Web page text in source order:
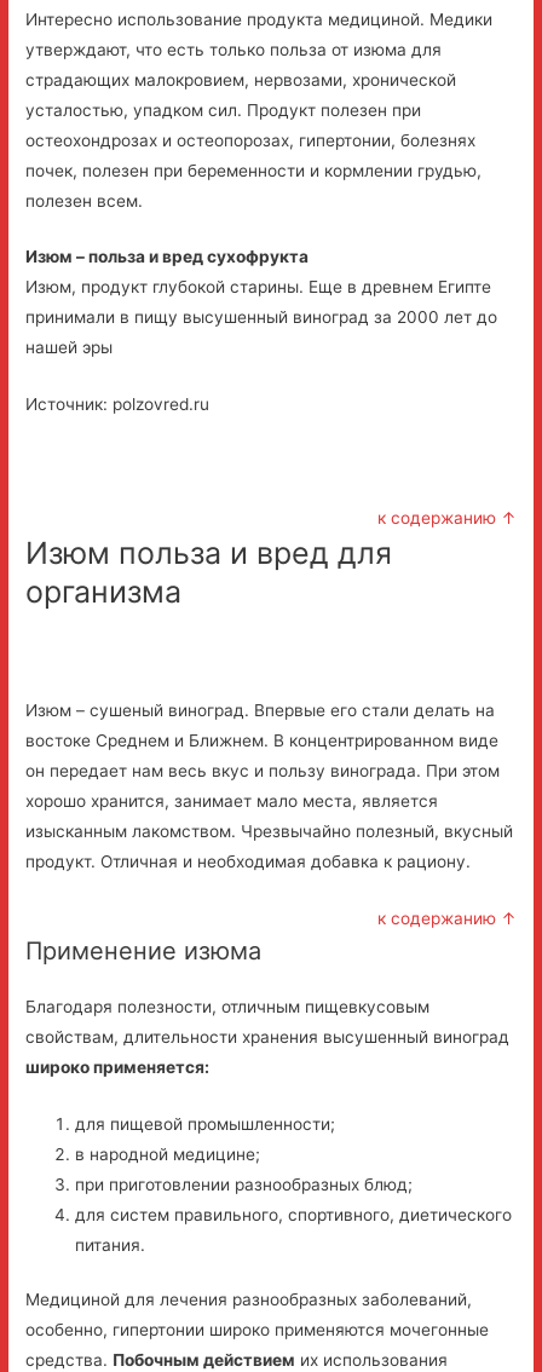
Интересно использование продукта медициной. Медики
утверждают, что есть только польза от изюма для
страдающих малокровием, нервозами, хронической
усталостью, упадком сил. Продукт полезен при
остеохондрозах и остеопорозах, гипертонии, болезнях
почек, полезен при беременности и кормлении грудью,
полезен всем.
Изюм – польза и вред сухофрукта
Изюм, продукт глубокой старины. Еще в древнем Египте
принимали в пищу высушенный виноград за 2000 лет до
нашей эры
Источник: polzovred.ru
к содержанию ↑
Изюм польза и вред для
организма
Изюм – сушеный виноград. Впервые его стали делать на
востоке Среднем и Ближнем. В концентрированном виде
он передает нам весь вкус и пользу винограда. При этом
хорошо хранится, занимает мало места, является
изысканным лакомством. Чрезвычайно полезный, вкусный
продукт. Отличная и необходимая добавка к рациону.
к содержанию ↑
Применение изюма
Благодаря полезности, отличным пищевкусовым
свойствам, длительности хранения высушенный виноград
широко применяется:
для пищевой промышленности;
в народной медицине;
при приготовлении разнообразных блюд;
для систем правильного, спортивного, диетического
питания.
Медициной для лечения разнообразных заболеваний,
особенно, гипертонии широко применяются мочегонные
средства. Побочным действием их использования